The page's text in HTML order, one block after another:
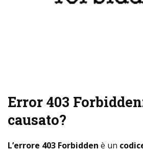
Error 403
causato?
L’errore 403 Forbidden è un